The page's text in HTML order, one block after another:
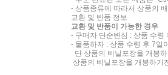
- 상품종류에 따라서 상품의
교환 및 반품 정보
교환 및 반품이 가능한 경우
- 구매자 단순변심 : 상품 수
- 물품하자 : 상품 수령 후 7일
단 상품의 비닐포장을 개봉
상품의 비닐포장을 개봉하기